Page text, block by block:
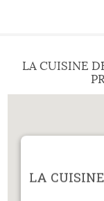
LA CUISINE
LA